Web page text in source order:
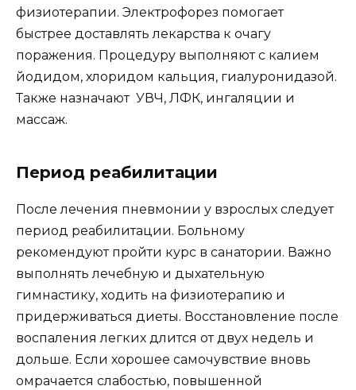
физиотерапии. Электрофорез помогает
быстрее доставлять лекарства к очагу
поражения. Процедуру выполняют с калием
йодидом, хлоридом кальция, гиалуронидазой.
Также назначают УВЧ, ЛФК, ингаляции и
массаж.
Период реабилитации
После лечения пневмонии у взрослых следует
период реабилитации. Больному
рекомендуют пройти курс в санатории. Важно
выполнять лечебную и дыхательную
гимнастику, ходить на физиотерапию и
придерживаться диеты. Восстановление после
воспаления легких длится от двух недель и
дольше. Если хорошее самочувствие вновь
омрачается слабостью, повышенной